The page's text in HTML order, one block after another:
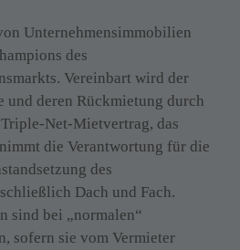
Unternehmensimmobilien
des
Vereinbart wird der
deren Rückmietung durch
Net-Mietvertrag, das
die Verantwortung für die
des
Dach und Fach.
sind bei „normalen“
sofern sie vom Vermieter